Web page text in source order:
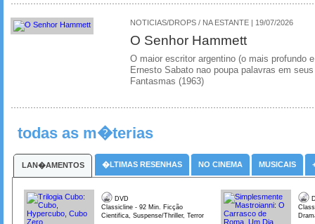
NOTICIAS/DROPS / NA ESTANTE | 19/07/2026
O Senhor Hammett
O maior escritor argentino (o mais profundo
Ernesto Sabato nao poupa palavras em
Fantasmas (1963)
todas as m�terias
LAN�AMENTOS �LTIMAS RESENHAS NO CINEMA MUSICAIS
DVD
Classicline - 92 Min. Ficção
Cientifica, Suspense/Thriller, Terror